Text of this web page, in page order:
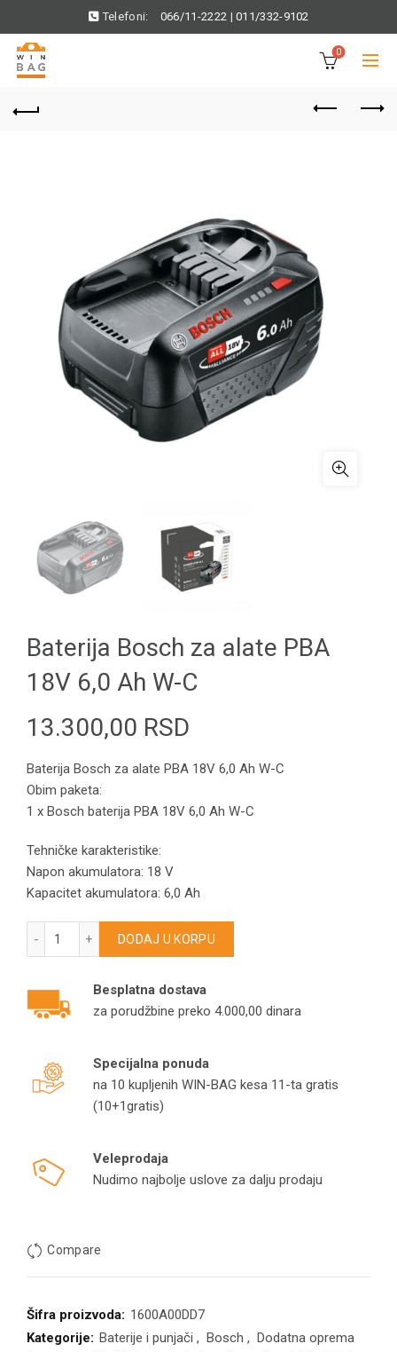
Telefoni: 066/11-2222 |011/332-9102
0
Baterija Bosch za alate PBA
18V 6,0 Ah W-C
13.300,00 RSD
Baterija Bosch za alate PBA 18V 6,0 Ah W-C
Obim paketa:
1 x Bosch baterija PBA 18V 6,0 Ah W-C
Tehničke karakteristike:
Napon akumulatora: 18 V
Kapacitet akumulatora: 6,0 Ah
Baterija Bosch za alate PBA 18V 6,0 Ah W-C količina
DODAJ U KORPU
Besplatna dostava
za porudžbine preko 4.000,00 dinara
Specijalna ponuda
na 10 kupljenih WIN-BAG kesa 11-ta gratis
(10+1gratis)
Veleprodaja
Nudimo najbolje uslove za dalju prodaju
Compare
Šifra proizvoda: 1600A00DD7
Kategorije: Baterije i punjači , Bosch ,
Dodatna oprema